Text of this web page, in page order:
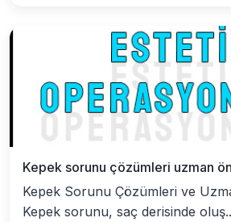
Kepek sorunu çözümleri uzman
Kepek Sorunu Çözümleri ve
Kepek sorunu, saç derisinde